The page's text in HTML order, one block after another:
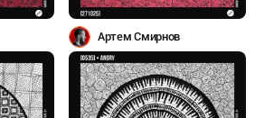
Артем Смирнов